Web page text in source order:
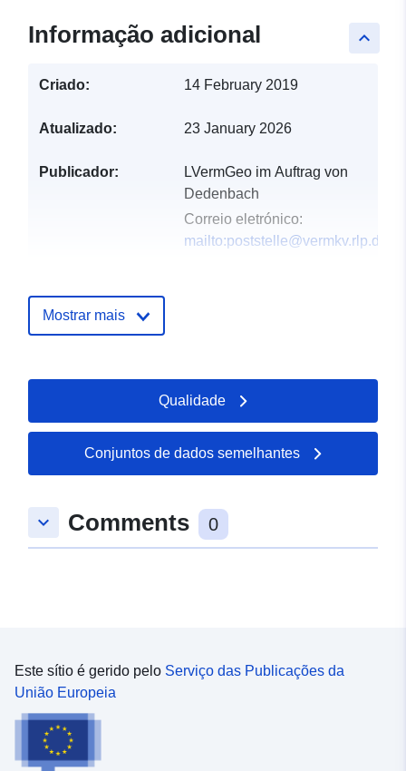
keyboard_arrow_up
Informação adicional
Criado: 14 February 2019
Atualizado: 23 January 2026
Publicador:
LVermGeo im Auftrag von
Dedenbach
Correio eletrónico:
mailto:poststelle@vermkv.rlp.de
catálogo:
Coordenadas:
50.4856 ], [ 7.17231,
50.4856 ], [ 7.17231,
Tipo: Polygon
3040-0002-1fbf-c1eae5d819c8
Mostrar mais
Qualidade
Conjuntos de dados semelhantes
keyboard_arrow_down Comments 0
Este sítio é gerido pelo Serviço das Publicações da
União Europeia